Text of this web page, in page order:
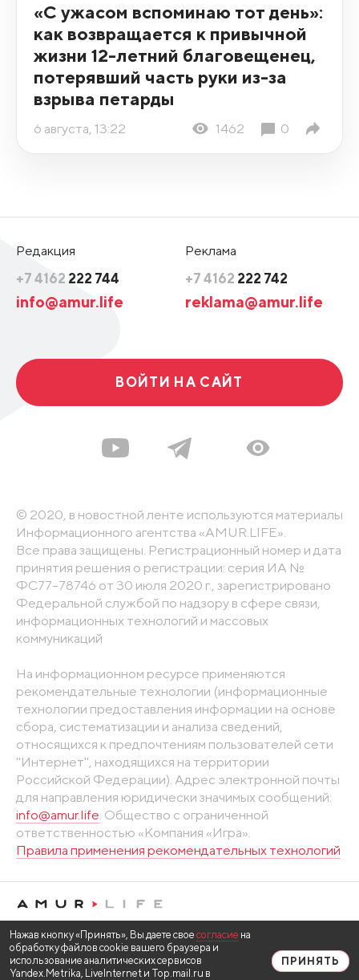
«С ужасом вспоминаю тот день»:
как возвращается к привычной
жизни 12-летний благовещенец,
потерявший часть руки из-за
взрыва петарды
6 августа, 13:22 1462 0
Редакция
+7 4162 222 744
info@amur.life
Реклама
+7 4162 222 742
reklama@amur.life
ВОЙТИ НА САЙТ
© 2020, в новостной ленте используются материалы
Информационного агентства «AMUR.LIFE».
Все права защищены. Регистрационный номер и дата
принятия решения о регистрации: серия ИА №
ФС77-78746 от 30 июля 2020 г., зарегистрировано
Федеральной службой по надзору в сфере связи,
информационных технологий и массовых
коммуникаций
На информационном ресурсе применяются
рекомендательные технологии (информационные
технологии предоставления информации на основе
сбора, систематизации и анализа сведений,
относящихся к предпочтениям пользователей сети
"Интернет", находящихся на территории
Российской Федерации). Адрес электронной почты
для направления юридически значимых сообщений:
info@amur.life. Общество с ограниченной
ответственностью «Компания «Игра».
Правила применения рекомендательных технологий
Нажав кнопку «Принять», Вы даете свое согласие на
обработку файлов cookie вашего браузера и
использование аналитических сервисов
Yandex.Metrika, LiveInternet и Top.mail.ru в
ПРИНЯТЬ